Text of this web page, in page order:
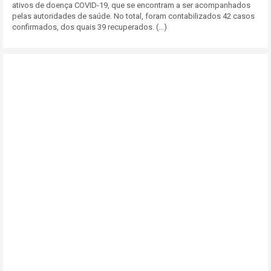
ativos de doença COVID-19, que se encontram a ser acompanhados
pelas autoridades de saúde. No total, foram contabilizados 42 casos
confirmados, dos quais 39 recuperados. (...)